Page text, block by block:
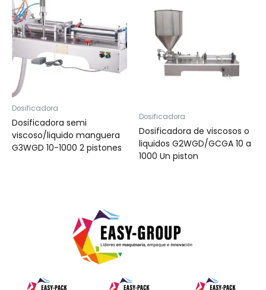
Dosificadora
Dosificadora semi
viscoso/liquido manguera
G3WGD 10-1000 2 pistones
Dosificadora
Dosificadora de viscosos o
liquidos G2WGD/GCGA 10 a
1000 Un piston